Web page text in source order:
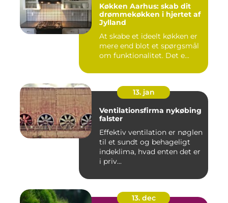
Køkken Aarhus: skab dit
drømmekøkken i hjertet af
Jylland
At skabe et ideelt køkken er
mere end blot et spørgsmål
om funktionalitet. Det e...
13. jan
Ventilationsfirma nykøbing
falster
Effektiv ventilation er nøglen
til et sundt og behageligt
indeklima, hvad enten det er
i priv...
13. dec